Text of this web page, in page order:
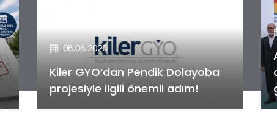
08.08.2026
Alya Merkezefendi Konutları'nın
anahtar teslim töreni
gerçekleştirildi!